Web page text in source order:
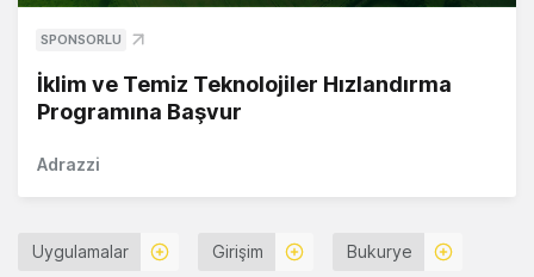
SPONSORLU
İklim ve Temiz Teknolojiler Hızlandırma
Programına Başvur
Adrazzi
Uygulamalar Girişim Bukurye